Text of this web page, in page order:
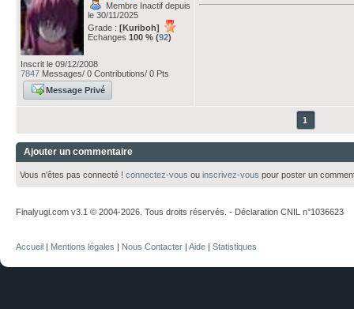
Membre Inactif depuis
le 30/11/2025
Grade : [Kuriboh]
Echanges 100 % (92)
Inscrit le 09/12/2008
7847 Messages/ 0 Contributions/ 0 Pts
Message Privé
1
Ajouter un commentaire
Vous n'êtes pas connecté ! connectez-vous ou inscrivez-vous pour poster un
Finalyugi.com v3.1 © 2004-2026. Tous droits réservés. - Déclaration CNIL n°1036623
Accueil | Mentions légales | Nous Contacter | Aide | Statistiques